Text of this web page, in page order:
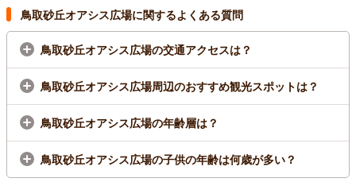
ゃんしゃん傘踊り」などで、ランナーたちを応援します。 ※鳥取駅から
臨時バス運行
鳥取砂丘オアシス広場に関するよくある質問
鳥取砂丘オアシス広場の交通アクセスは？
鳥取砂丘オアシス広場周辺のおすすめ観光スポットは？
鳥取砂丘オアシス広場の年齢層は？
鳥取砂丘オアシス広場の子供の年齢は何歳が多い？